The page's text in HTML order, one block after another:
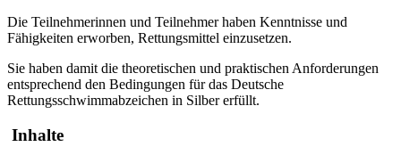
Die Teilnehmerinnen und Teilnehmer haben Kenntnisse und
Fähigkeiten erworben, Rettungsmittel einzusetzen.
Sie haben damit die theoretischen und praktischen Anforderungen
entsprechend den Bedingungen für das Deutsche
Rettungsschwimmabzeichen in Silber erfüllt.
Inhalte